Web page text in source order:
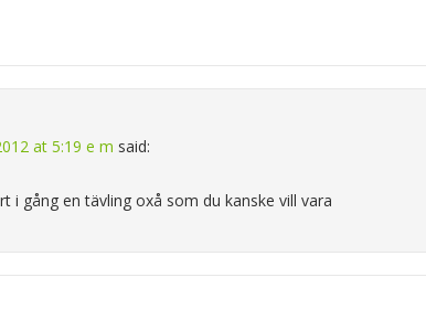
at 5:19 e m said:
i gång en tävling oxå som du kanske vill vara